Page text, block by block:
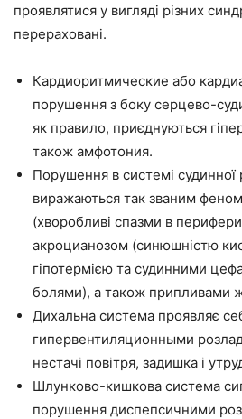
проявлятися у вигляді різних
перераховані.
Кардиоритмические або
порушення з боку серцево-
як правило, приєднуються
також амфотония.
Порушення в системі судинної
виражаються так званим
(хворобливі спазми в
акроцианозом (синюшністю
гіпотермією та судинними
болями), а також припливами
Дихальна система проявляє
гипервентиляционными
нестачі повітря, задишка і
Шлунково-кишкова система
порушення диспепсичними